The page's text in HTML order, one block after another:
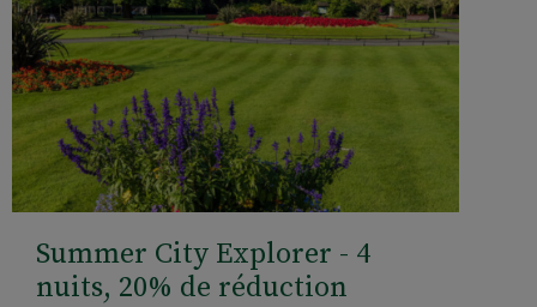
Summer City Explorer - 4
nuits, 20% de réduction